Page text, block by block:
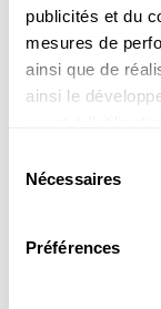
publicités et du
mesures de
ainsi que de
ainsi le
tout moment en
cookies ou en
Si vous le
Nécessaires
Préférences
CATÉGORIE
DOSSIERS
TAGS